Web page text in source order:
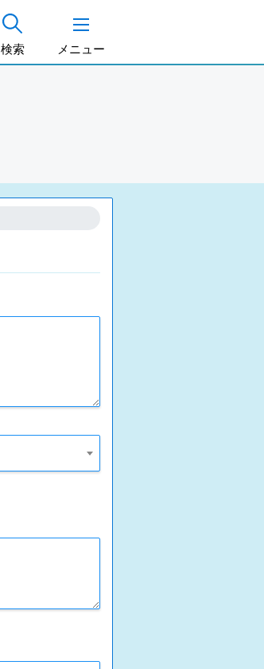
検索 メニュー